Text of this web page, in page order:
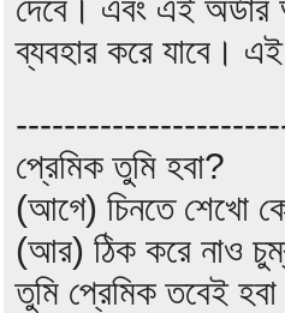
দেবে। এবং এই
ব্যবহার করে যাবে।
প্রেমিক তুমি হবা?
(আগে) চিনতে শেখো
(আর) ঠিক করে নাও
তুমি প্রেমিক তবেই